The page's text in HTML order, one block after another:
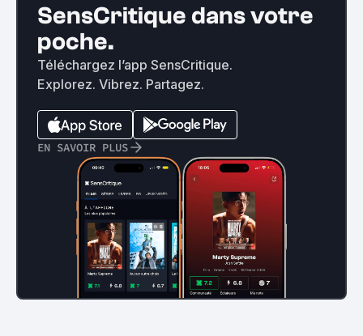
SensCritique dans votre
poche.
Téléchargez l’app SensCritique.
Explorez. Vibrez. Partagez.
EN SAVOIR PLUS